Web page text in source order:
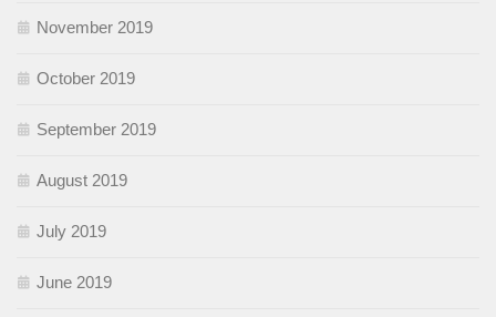
November 2019
October 2019
September 2019
August 2019
July 2019
June 2019